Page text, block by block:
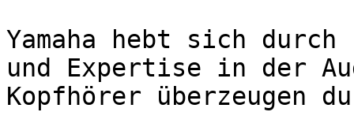
Yamaha hebt sich
und Expertise in der
Kopfhörer überzeugen